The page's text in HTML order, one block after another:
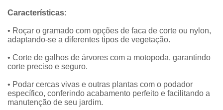
Características:
• Roçar o gramado com opções de faca de corte ou nylon,
adaptando-se a diferentes tipos de vegetação.
• Corte de galhos de árvores com a motopoda, garantindo
corte preciso e seguro.
• Podar cercas vivas e outras plantas com o podador
específico, conferindo acabamento perfeito e facilitando a
manutenção de seu jardim.